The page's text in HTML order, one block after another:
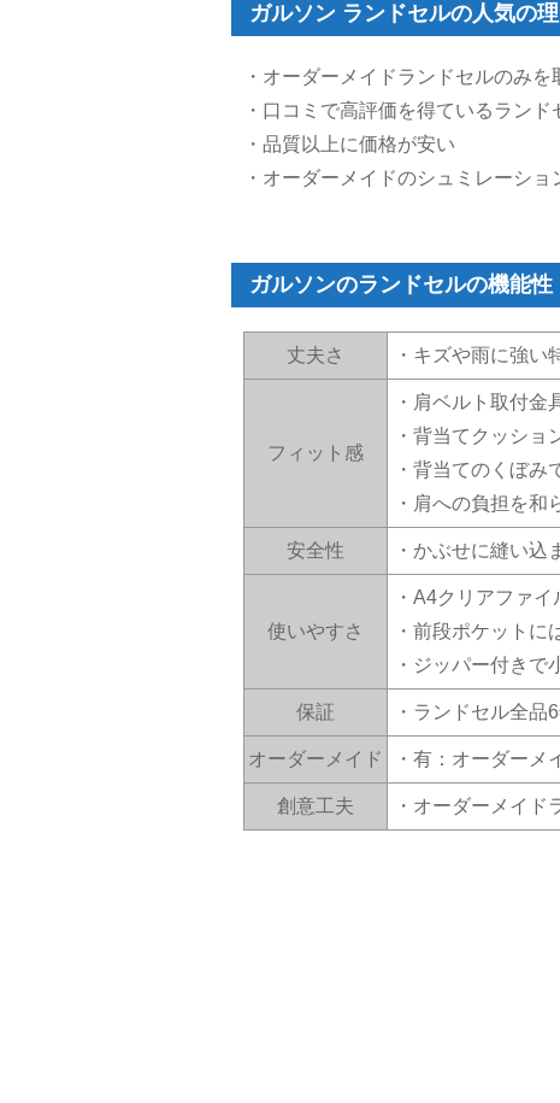
ガルソン ランドセルの人気の
・オーダーメイドランドセルのみを
・口コミで高評価を得ているランド
・品質以上に価格が安い
・オーダーメイドのシュミレーショ
ガルソンのランドセルの機能性
丈夫さ ・キズや雨に強い
フィット感
・肩ベルト取付
・背当てクッショ
・背当てのくぼみ
・肩への負担を和
安全性 ・かぶせに縫い込
使いやすさ
・A4クリアファ
・前段ポケットに
・ジッパー付きで
保証 ・ランドセル全品
オーダーメイド ・有：オーダーメ
創意工夫 ・オーダーメイド